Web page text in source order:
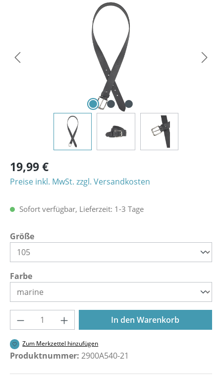
Bildergalerie überspringen
19,99 €
Preise inkl. MwSt. zzgl. Versandkosten
Sofort verfügbar, Lieferzeit: 1-3 Tage
Größeauswählen
Farbeauswählen
Produkt Anzahl: Gib den gewünschten
In den Warenkorb
Zum Merkzettel hinzufügen
Produktnummer: 2900A540-21